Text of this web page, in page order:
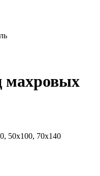
махровых
50х100, 70х140